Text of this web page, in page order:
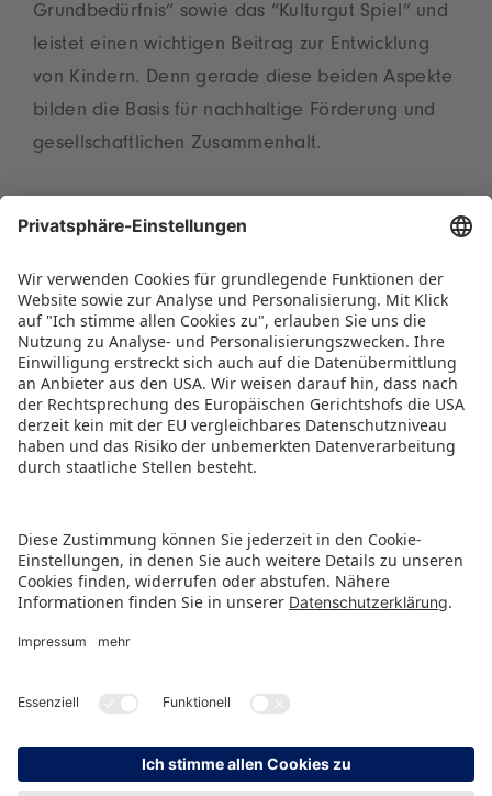
Grundbedürfnis” sowie das “Kulturgut Spiel” und
leistet einen wichtigen Beitrag zur Entwicklung
von Kindern. Denn gerade diese beiden Aspekte
bilden die Basis für nachhaltige Förderung und
gesellschaftlichen Zusammenhalt.
geht ein erfolgreiches Jahr für die Spirit of Play
Foundation zu Ende. Neben Kindern in
Deutschland konnten auch junge Menschen in
Brasilien und Indien mit Spielzeugspenden
erreicht und unterstützt werden.
PRESSETICKER ALS PDF HERUNTERLADEN
HINWEISGEBERSCHUTZ IMPRESSUM
DATENSCHUTZ